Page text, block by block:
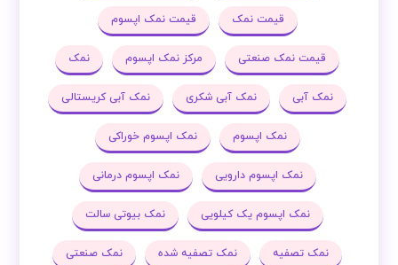
قیمت نمک قیمت نمک اپسوم
قیمت نمک صنعتی مرکز نمک اپسوم نمک
نمک آبی نمک آبی شکری نمک آبی کریستالی
نمک اپسوم نمک اپسوم خوراکی
نمک اپسوم دارویی نمک اپسوم درمانی
نمک اپسوم یک کیلویی نمک بیوتی سالت
نمک تصفیه نمک تصفیه شده نمک صنعتی